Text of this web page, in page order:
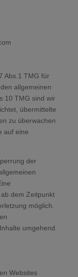
Abs.1 TMG für
allgemeinen
10 TMG sind wir
übermittelte
zu überwachen
auf eine
der
dem Zeitpunkt
möglich.
umgehend
Websites